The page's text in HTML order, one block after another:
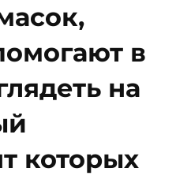
в
на
которых